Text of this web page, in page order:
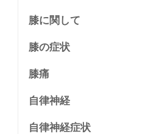
膝に関して
膝の症状
膝痛
自律神経
自律神経症状